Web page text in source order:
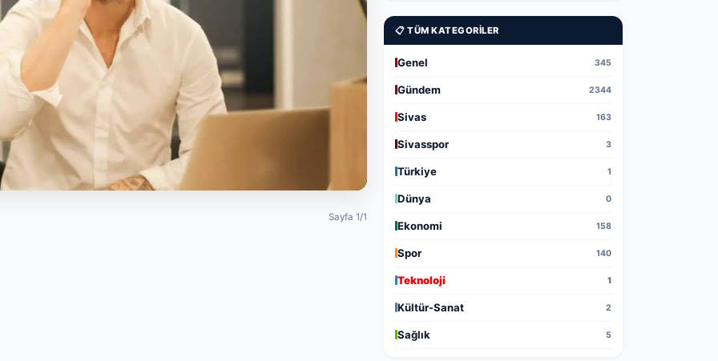
Sayfa 1/1
📋 TÜM KATEGORILER
Genel 345
Gündem 2344
Sivas 163
Sivasspor 3
Türkiye 1
Dünya 0
Ekonomi 158
Spor 140
Teknoloji 1
Kültür-Sanat 2
Sağlık 5